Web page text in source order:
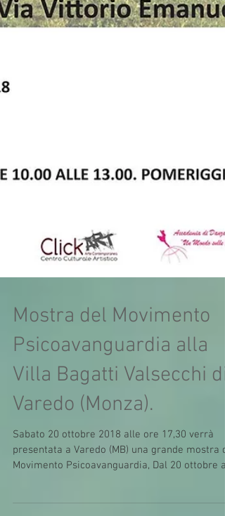
Mostra del Movimento
Psicoavanguardia alla
Villa Bagatti Valsecchi di
Varedo (Monza).
Sabato 20 ottobre 2018 alle ore 17,30 verrà